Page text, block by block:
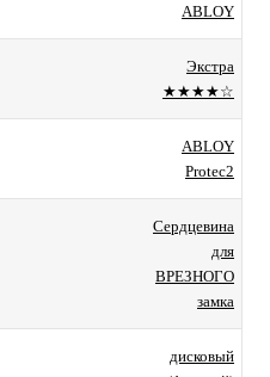
ABLOY
Экстра
★★★★☆
ABLOY
Protec2
Сердцевина
для
ВРЕЗНОГО
замка
дисковый